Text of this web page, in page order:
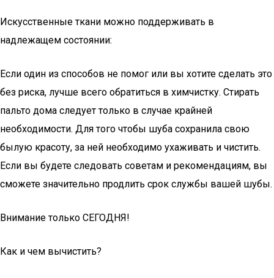
Искусственные ткани можно поддерживать в
надлежащем состоянии:
Если один из способов не помог или вы хотите сделать это
без риска, лучше всего обратиться в химчистку. Стирать
пальто дома следует только в случае крайней
необходимости. Для того чтобы шуба сохранила свою
былую красоту, за ней необходимо ухаживать и чистить.
Если вы будете следовать советам и рекомендациям, вы
сможете значительно продлить срок службы вашей шубы.
Внимание только СЕГОДНЯ!
Как и чем вычистить?